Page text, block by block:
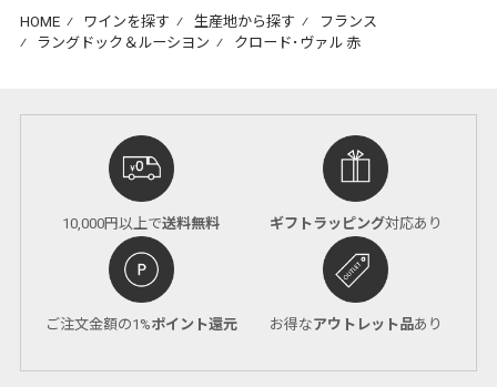
HOME ⁄ ワインを探す ⁄ 生産地から探す ⁄ フランス
⁄ ラングドック＆ルーシヨン ⁄ クロード･ヴァル 赤
10,000円以上で送料無料 ギフトラッピング対応あり
ご注文金額の1%ポイント還元 お得なアウトレット品あり